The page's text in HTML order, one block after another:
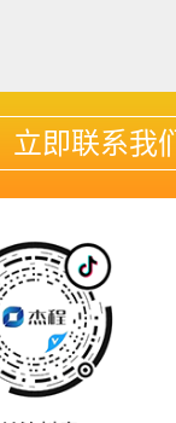
立即联系我们